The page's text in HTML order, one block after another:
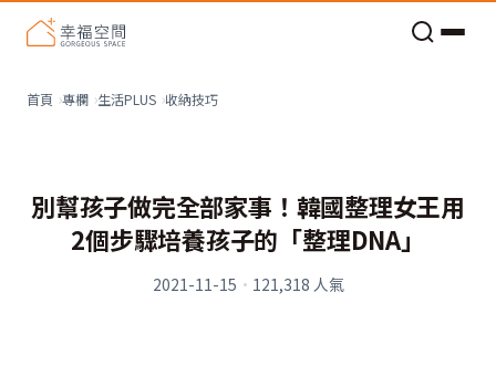
首頁 專欄 生活PLUS 收納技巧
別幫孩子做完全部家事！韓國整理女王用
2個步驟培養孩子的「整理DNA」
2021-11-15 · 121,318 人氣